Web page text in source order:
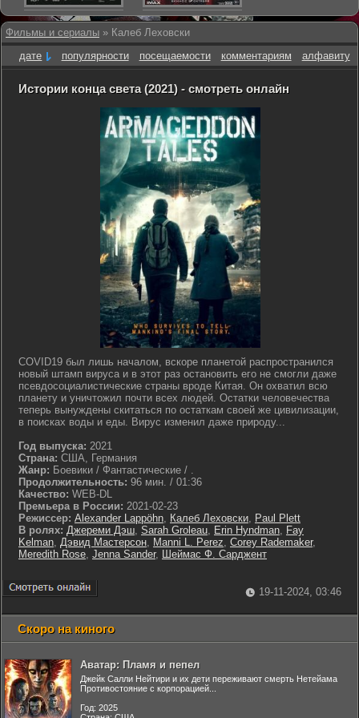
Фильмы и сериалы » Калеб Леховски
дате
популярности посещаемости комментариям алфавиту
Истории конца света (2021) - смотреть онлайн
COVID19 был лишь началом, вскоре планетой распространился
новый штамп вируса и в этот раз остановить его не смогли даже
псевдосоциалистические страны вроде Китая. Он охватил всю
планету и уничтожил почти всех людей. Остатки человечества
теперь вынуждены скитаться по остаткам своей же цивилизации,
в поисках воды и еды. Вирус изменил даже природу...
Год выпуска: 2021
Страна: США, Германия
Жанр: Боевики / Фантастические / .
Продолжительность: 96 мин. / 01:36
Качество: WEB-DL
Премьера в России: 2021-02-23
Режиссер: Alexander Lappöhn, Калеб Леховски, Paul Plett
В ролях: Джереми Дэш, Sarah Groleau, Erin Hyndman, Fay
Kelman, Дэвид Мастерсон, Manni L. Perez, Corey Rademaker,
Meredith Rose, Jenna Sander, Шеймас Ф. Сарджент
19-11-2024, 03:46
Скоро на киного
Аватар: Пламя и пепел
Джейк Салли Нейтири и их дети переживают смерть Нетейама
Противостояние с корпорацией...
Год: 2025